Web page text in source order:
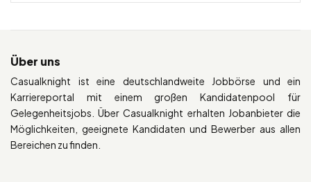
Über uns
Casualknight ist eine deutschlandweite Jobbörse und ein
Karriereportal mit einem großen Kandidatenpool für
Gelegenheitsjobs. Über Casualknight erhalten Jobanbieter die
Möglichkeiten, geeignete Kandidaten und Bewerber aus allen
Bereichen zu finden.